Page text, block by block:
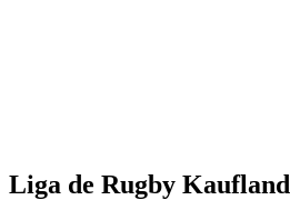
Liga de Rugby Kaufland